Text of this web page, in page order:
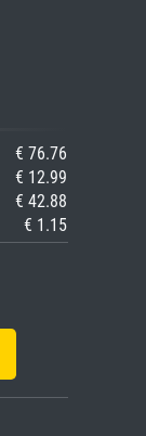
€ 76.76
€ 12.99
€ 42.88
€ 1.15